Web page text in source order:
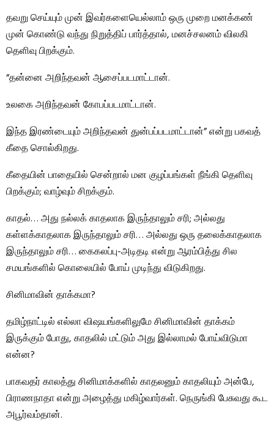
தவறு செய்யும் முன் இவர்களையெல்லாம் ஒரு முறை மனக்கண்
முன் கொண்டு வந்து நிறுத்திப் பார்த்தால், மனச்சலனம் விலகி
தெளிவு பிறக்கும்.
“தன்னை அறிந்தவன் ஆசைப்படமாட்டான்.
உலகை அறிந்தவன் கோபப்படமாட்டான்.
இந்த இரண்டையும் அறிந்தவன் துன்பப்படமாட்டான்” என்று பகவத்
கீதை சொல்கிறது.
கீதையின் பாதையில் சென்றால் மன குழப்பங்கள் நீங்கி தெளிவு
பிறக்கும்; வாழ்வும் சிறக்கும்.
காதல்… அது நல்லக் காதலாக இருந்தாலும் சரி; அல்லது
கள்ளக்காதலாக இருந்தாலும் சரி… அல்லது ஒரு தலைக்காதலாக
இருந்தாலும் சரி… கைகலப்பு-அடிதடி என்று ஆரம்பித்து சில
சமயங்களில் கொலையில் போய் முடிந்து விடுகிறது.
சினிமாவின் தாக்கமா?
தமிழ்நாட்டில் எல்லா விஷயங்களிலுமே சினிமாவின் தாக்கம்
இருக்கும் போது, காதலில் மட்டும் அது இல்லாமல் போய்விடுமா
என்ன?
பாகவதர் காலத்து சினிமாக்களில் காதலனும் காதலியும் அன்பே,
பிராணநாதா என்று அழைத்து மகிழ்வார்கள். நெருங்கி பேசுவது கூட
அபூர்வம்தான்.